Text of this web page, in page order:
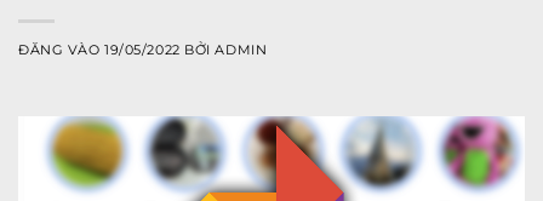
ĐĂNG VÀO19/05/2022 BỞIADMIN